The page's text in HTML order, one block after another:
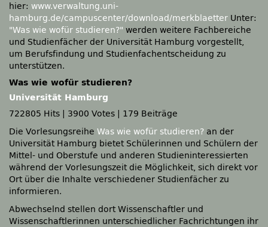
hier: www.verwaltung.uni-
hamburg.de/campuscenter/download/merkblaetter Unter:
"Was wie wofür studieren?" werden weitere Fachbereiche
und Studienfächer der Universität Hamburg vorgestellt,
um Berufsfindung und Studienfachentscheidung zu
unterstützen.
Was wie wofür studieren?
Universität Hamburg
722805 Hits
3900 Votes
179 Beiträge
Die Vorlesungsreihe Was wie wofür studieren? an der
Universität Hamburg bietet Schülerinnen und Schülern der
Mittel- und Oberstufe und anderen Studieninteressierten
während der Vorlesungszeit die Möglichkeit, sich direkt vor
Ort über die Inhalte verschiedener Studienfächer zu
informieren.
Abwechselnd stellen dort Wissenschaftler und
Wissenschaftlerinnen unterschiedlicher Fachrichtungen ihr